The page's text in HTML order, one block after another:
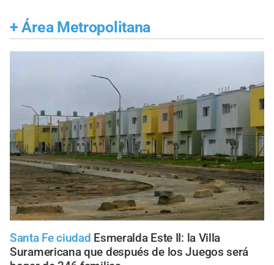
+ Área Metropolitana
Santa Fe ciudad Esmeralda Este II: la Villa
Suramericana que después de los Juegos será